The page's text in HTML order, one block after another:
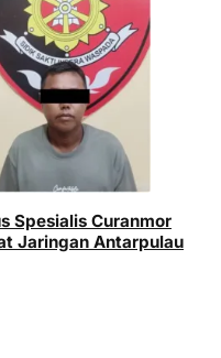
Spesialis Curanmor
Jaringan Antarpulau